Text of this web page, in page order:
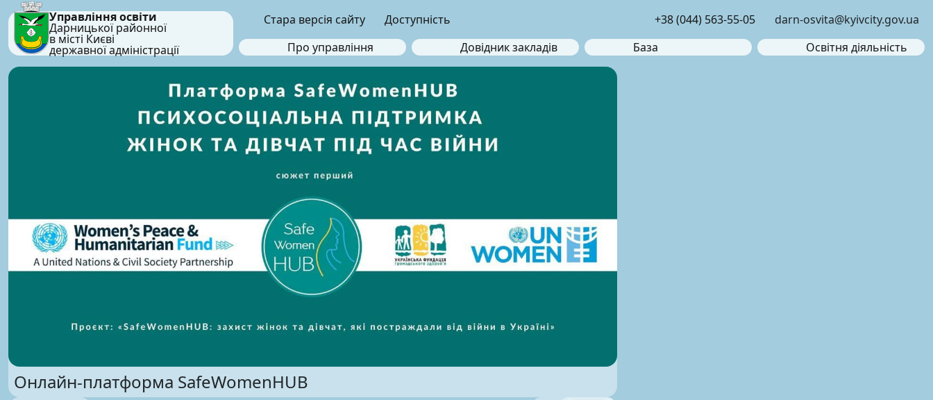
Управління освіти
Дарницької районної
в місті Києві
державної адміністрації
Стара версія сайту Доступність +38 (044) 563-55-05
darn-osvita@kyivcity.gov.ua
Про управління
Довідник закладів База Освітня діяльність
Онлайн-платформа SafeWomenHUB